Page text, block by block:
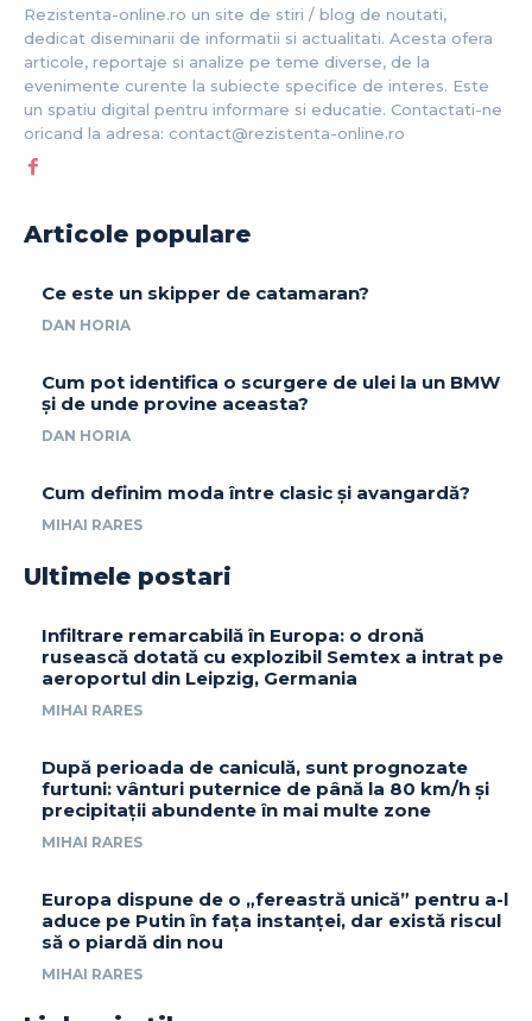
Rezistenta-online.ro un site de stiri / blog de noutati,
dedicat diseminarii de informatii si actualitati. Acesta ofera
articole, reportaje si analize pe teme diverse, de la
evenimente curente la subiecte specifice de interes. Este
un spatiu digital pentru informare si educatie. Contactati-ne
oricand la adresa: contact@rezistenta-online.ro
Articole populare
Ce este un skipper de catamaran?
DAN HORIA
Cum pot identifica o scurgere de ulei la un BMW
și de unde provine aceasta?
DAN HORIA
Cum definim moda între clasic și avangardă?
MIHAI RARES
Ultimele postari
Infiltrare remarcabilă în Europa: o dronă
rusească dotată cu explozibil Semtex a intrat pe
aeroportul din Leipzig, Germania
MIHAI RARES
După perioada de caniculă, sunt prognozate
furtuni: vânturi puternice de până la 80 km/h și
precipitații abundente în mai multe zone
MIHAI RARES
Europa dispune de o „fereastră unică” pentru a-l
aduce pe Putin în fața instanței, dar există riscul
să o piardă din nou
MIHAI RARES